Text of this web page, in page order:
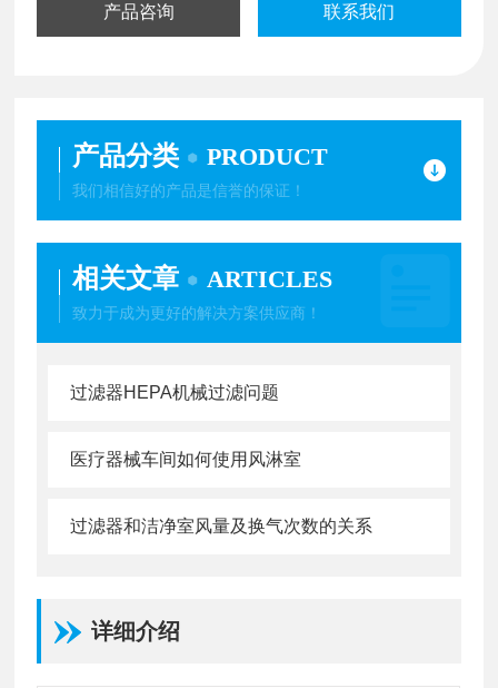
产品咨询 联系我们
产品分类 PRODUCT
我们相信好的产品是信誉的保证！
相关文章 ARTICLES
致力于成为更好的解决方案供应商！
过滤器HEPA机械过滤问题
医疗器械车间如何使用风淋室
过滤器和洁净室风量及换气次数的关系
详细介绍